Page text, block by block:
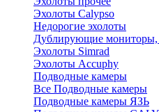
Эхолоты Calypso
Недорогие эхолоты
Дублирующие мониторы,
Эхолоты Simrad
Эхолоты Accuphy
Подводные камеры
Все Подводные камеры
Подводные камеры ЯЗЬ